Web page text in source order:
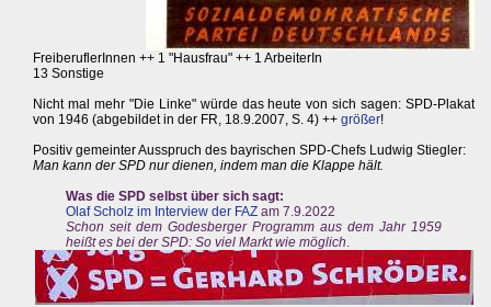
FreiberuflerInnen ++ 1 "Hausfrau" ++ 1 ArbeiterIn
13 Sonstige
Nicht mal mehr "Die Linke" würde das heute von sich sagen: SPD-Plakat
von 1946 (abgebildet in der FR, 18.9.2007, S. 4) ++ größer!
Positiv gemeinter Ausspruch des bayrischen SPD-Chefs Ludwig Stiegler:
Man kann der SPD nur dienen, indem man die Klappe hält.
Was die SPD selbst über sich sagt:
Olaf Scholz im Interview der FAZ am 7.9.2022
Schon seit dem Godesberger Programm aus dem Jahr 1959
heißt es bei der SPD: So viel Markt wie möglich.